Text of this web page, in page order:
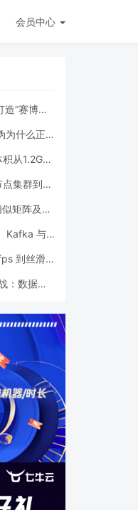
会员中心
试躺着
开发实战
代的新基建？
的瘦身实战
网连接测试
及二次型
的工程权衡
的工程化调优
询与性能优化